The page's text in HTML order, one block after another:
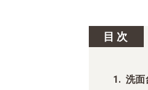
目次
洗面